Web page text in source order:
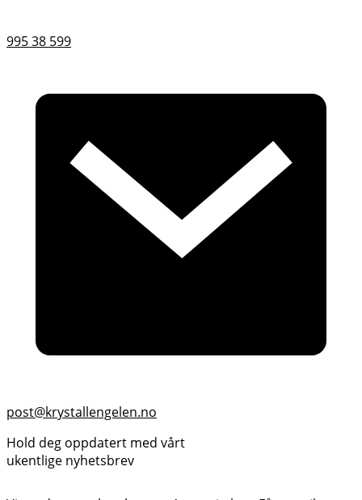
995 38 599
post@krystallengelen.no
Hold deg oppdatert med vårt
ukentlige nyhetsbrev